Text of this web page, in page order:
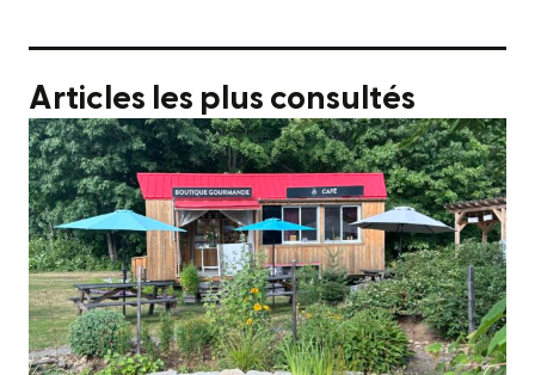
Articles les plus consultés